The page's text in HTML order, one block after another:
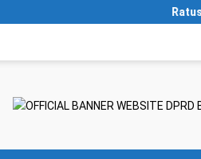
Ratusan Pengemudi